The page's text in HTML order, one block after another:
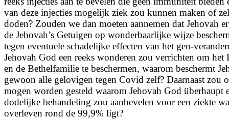
van deze injecties mogelijk ziek zou kunnen maken of
doden? Zouden we dan moeten aannemen dat Jehovah
de Jehovah’s Getuigen op wonderbaarlijke wijze
tegen eventuele schadelijke effecten van het gen-
Jehovah God een reeks wonderen zou verrichten om het
en de Bethelfamilie te beschermen, waarom beschermt
gewoon alle gelovigen tegen Covid zelf? Daarnaast zou
mogen worden gesteld waarom Jehovah God überhaupt
dodelijke behandeling zou aanbevelen voor een ziekte
overleven rond de 99,9% ligt?